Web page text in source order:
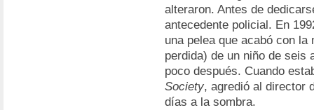
alteraron. Antes de
antecedente policial. En
una pelea que acabó con
perdida) de un niño de seis
poco después. Cuando
Society, agredió al director
días a la sombra.